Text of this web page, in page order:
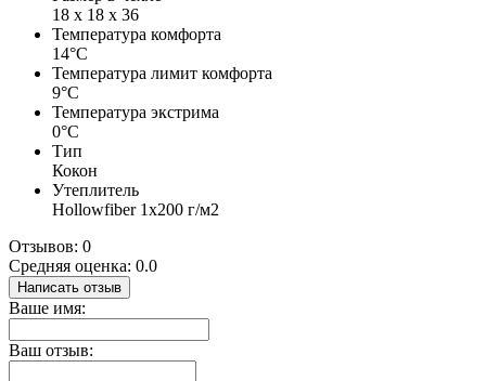
18 х 18 х 36
Температура комфорта
14°C
Температура лимит комфорта
9°C
Температура экстрима
0°C
Тип
Кокон
Утеплитель
Hollowfiber 1х200 г/м2
Отзывов: 0
Средняя оценка: 0.0
Написать отзыв
Ваше имя:
Ваш отзыв: